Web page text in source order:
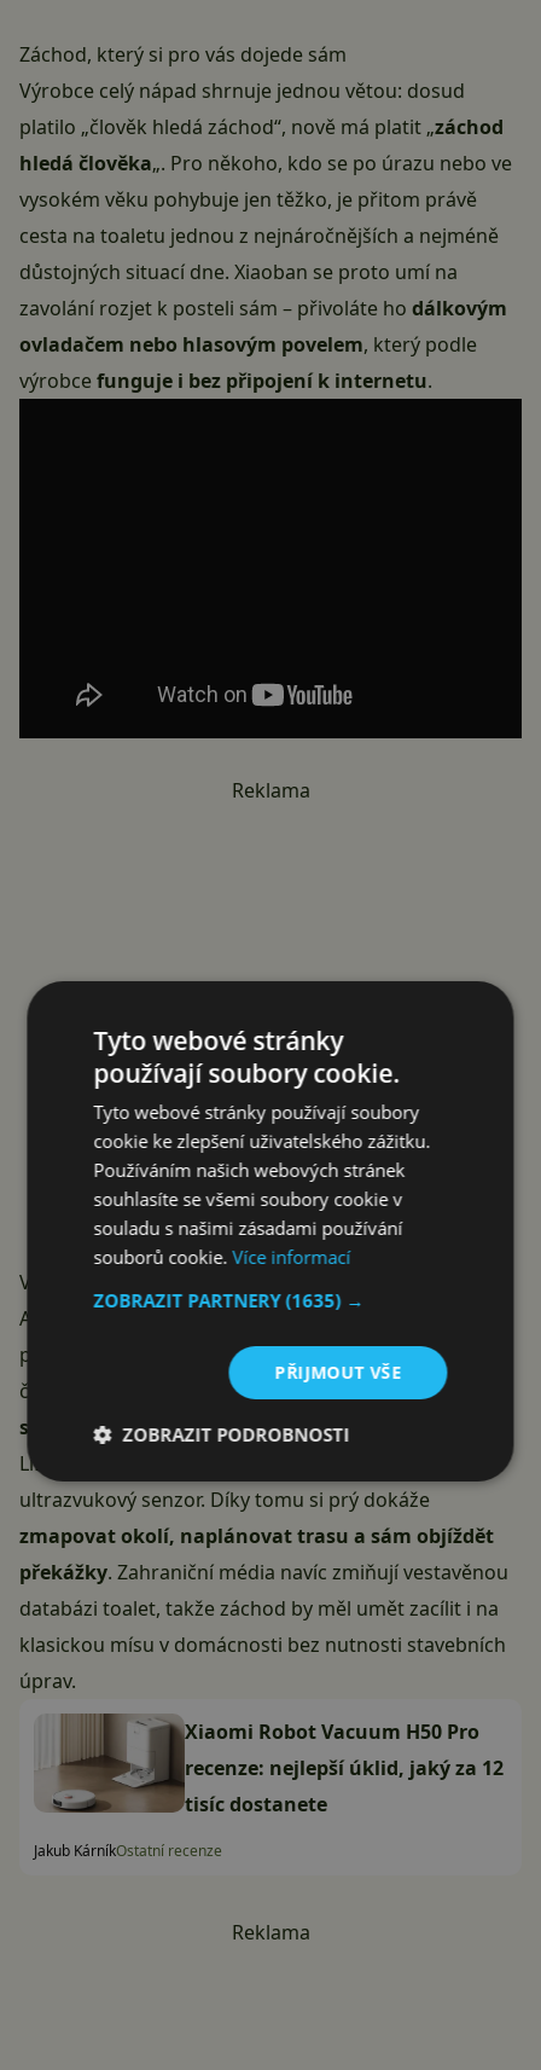
Záchod, který si pro vás dojede sám
Výrobce celý nápad shrnuje jednou větou: dosud
platilo „člověk hledá záchod“, nově má platit „záchod
hledá člověka„. Pro někoho, kdo se po úrazu nebo ve
vysokém věku pohybuje jen těžko, je přitom právě
cesta na toaletu jednou z nejnáročnějších a nejméně
důstojných situací dne. Xiaoban se proto umí na
zavolání rozjet k posteli sám – přivoláte ho dálkovým
ovladačem nebo hlasovým povelem, který podle
výrobcefunguje i bez připojení k internetu.
Reklama
Využívá senzory a umělou inteligenci
Aby stroj dokázal bezpečně projet bytem, spoléhá na
podobnou techniku jako robotické vysavače. Podle
čínského serveru
ITHome má Xiaoban
vlastní AI čip a
soustavu senzorů– pět laserových snímačů, jeden
LiDAR, osm čidel proti pádu ze schodů a jeden
ultrazvukový senzor. Díky tomu si prý dokáže
zmapovat okolí, naplánovat trasu a sám objíždět
překážky. Zahraniční média navíc zmiňují vestavěnou
databázi toalet, takže záchod by měl umět zacílit i na
klasickou mísu v domácnosti bez nutnosti stavebních
úprav.
Xiaomi Robot Vacuum H50 Pro
recenze: nejlepší úklid, jaký za 12
tisíc dostanete
Jakub KárníkOstatní recenze
Reklama
Tyto webové stránky
používají soubory cookie.
Tyto webové stránky používají soubory
cookie ke zlepšení uživatelského zážitku.
Používáním našich webových stránek
souhlasíte se všemi soubory cookie v
souladu s našimi zásadami používání
souborů cookie.Více informací
ZOBRAZIT PARTNERY(1635) →
PŘIJMOUT VŠE
ZOBRAZIT PODROBNOSTI